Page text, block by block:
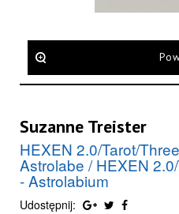
Suzanne Treister
HEXEN 2.0/Tarot/
Astrolabe / HEXEN
- Astrolabium
Udostępnij: